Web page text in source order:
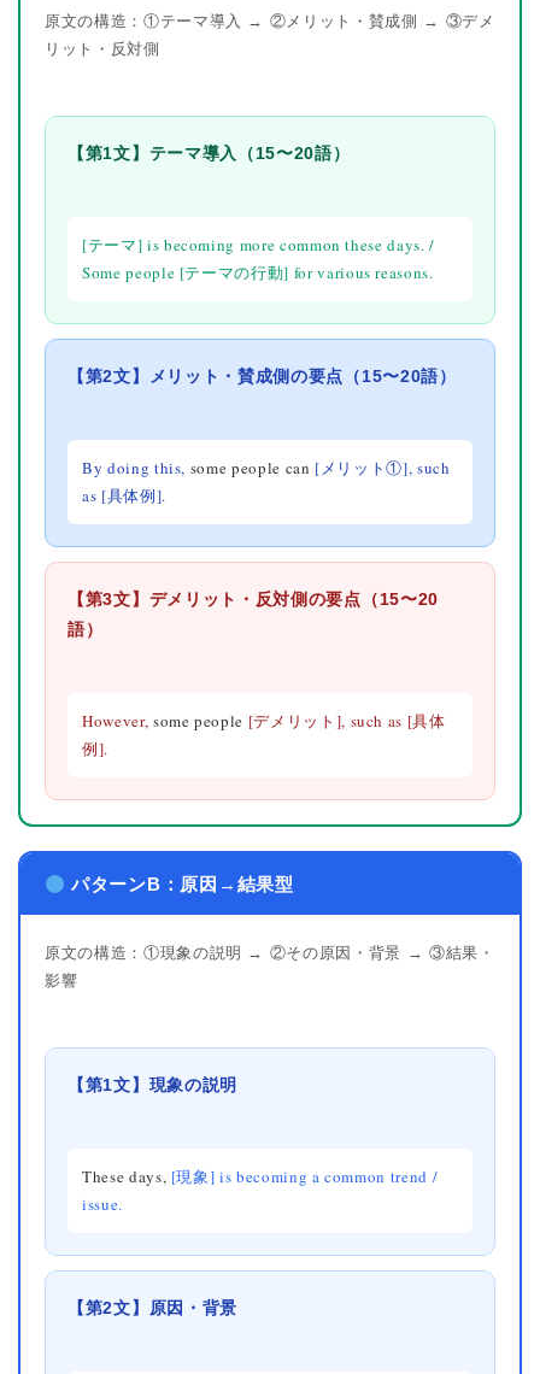
原文の構造：①テーマ導入 → ②メリット・賛成側 → ③デメ
リット・反対側
【第1文】テーマ導入（15〜20語）
[テーマ] is becoming more common these days. /
Some people [テーマの行動] for various reasons.
【第2文】メリット・賛成側の要点（15〜20語）
By doing this, some people can [メリット①], such
as [具体例].
【第3文】デメリット・反対側の要点（15〜20
語）
However, some people [デメリット], such as [具体
例].
パターンB：原因→結果型
原文の構造：①現象の説明 → ②その原因・背景 → ③結果・
影響
【第1文】現象の説明
These days, [現象] is becoming a common trend /
issue.
【第2文】原因・背景